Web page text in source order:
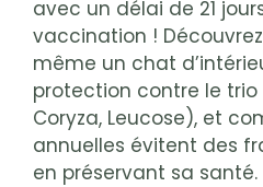
avec un délai de 21
vaccination !
même un chat
protection contre le trio
Coryza, Leucose), et
annuelles évitent des
en préservant sa